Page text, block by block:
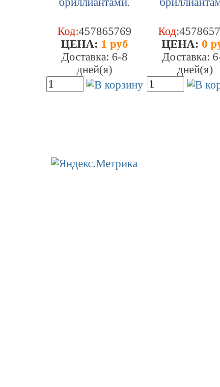
Код:457865769
ЦEHA: 1 руб
Доставка: 6-8
дней(я)
Код:
ЦEHA: 0
Доставка:
дней(я)